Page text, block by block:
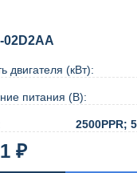
02D2AA
двигателя (кВт):
питания (В):
2500PPR;
₽